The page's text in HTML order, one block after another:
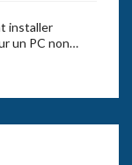
installer
un PC non…